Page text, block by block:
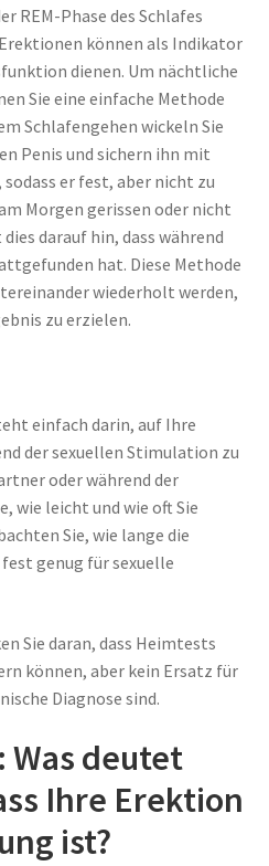
REM-Phase des Schlafes
können als Indikator
dienen. Um nächtliche
Sie eine einfache Methode
Schlafengehen wickeln Sie
Penis und sichern ihn mit
er fest, aber nicht zu
Morgen gerissen oder nicht
darauf hin, dass während
hat. Diese Methode
wiederholt werden,
zu erzielen.
einfach darin, auf Ihre
der sexuellen Stimulation zu
oder während der
wie leicht und wie oft Sie
Sie, wie lange die
genug für sexuelle
Sie daran, dass Heimtests
können, aber kein Ersatz für
Diagnose sind.
Was deutet
Ihre Erektion
ist?